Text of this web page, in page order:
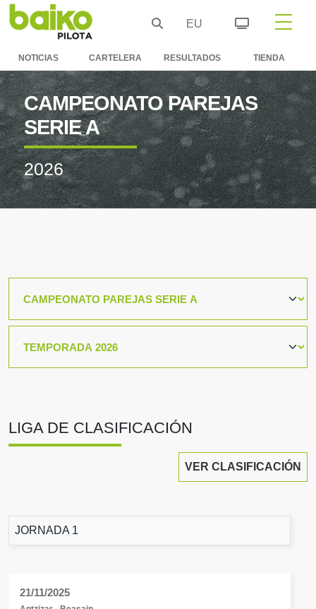
EU
NOTICIAS CARTELERA RESULTADOS TIENDA
CAMPEONATO PAREJAS
SERIE A
2026
LIGA DE CLASIFICACIÓN
VER CLASIFICACIÓN
JORNADA 1
21/11/2025